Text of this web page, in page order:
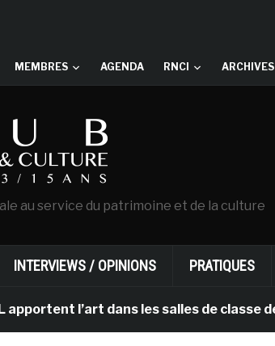
MEMBRES AGENDA RNCI ARCHIVES
au service du patrimoine et de la culture
INTERVIEWS / OPINIONS PRATIQUES
l’art dans les salles de classe des